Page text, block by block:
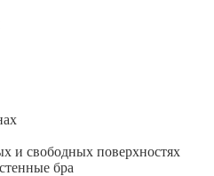
и свободных поверхностях
бра